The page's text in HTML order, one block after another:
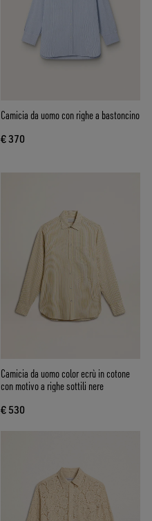
Camicia da uomo con righe a bastoncino
€ 370
Camicia da uomo color ecrù in cotone
con motivo a righe sottili nere
€ 530